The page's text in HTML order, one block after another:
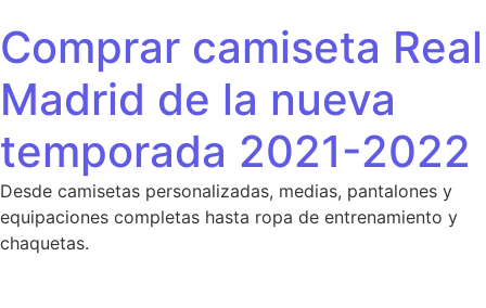
Comprar camiseta Real
Madrid de la nueva
temporada 2021-2022
Desde camisetas personalizadas, medias, pantalones y
equipaciones completas hasta ropa de entrenamiento y
chaquetas.